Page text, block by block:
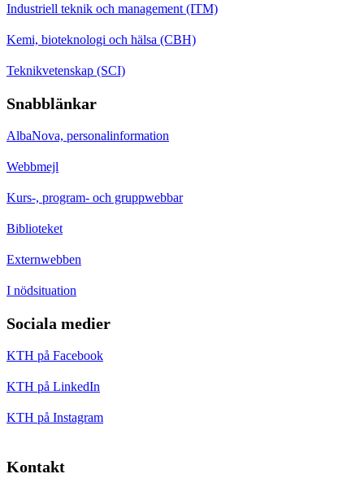
Industriell teknik och management (ITM)
Kemi, bioteknologi och hälsa (CBH)
Teknikvetenskap (SCI)
Snabblänkar
AlbaNova, personalinformation
Webbmejl
Kurs-, program- och gruppwebbar
Biblioteket
Externwebben
I nödsituation
Sociala medier
KTH på Facebook
KTH på LinkedIn
KTH på Instagram
Kontakt